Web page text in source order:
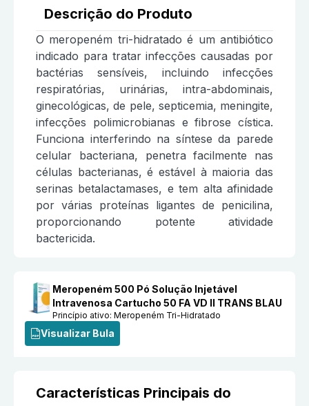
Descrição do Produto
O meropeném tri-hidratado é um antibiótico
indicado para tratar infecções causadas por
bactérias sensíveis, incluindo infecções
respiratórias, urinárias, intra-abdominais,
ginecológicas, de pele, septicemia, meningite,
infecções polimicrobianas e fibrose cística.
Funciona interferindo na síntese da parede
celular bacteriana, penetra facilmente nas
células bacterianas, é estável à maioria das
serinas betalactamases, e tem alta afinidade
por várias proteínas ligantes de penicilina,
proporcionando potente atividade
bactericida.
Meropeném 500 Pó Solução Injetável
Intravenosa Cartucho 50 FA VD II TRANS BLAU
Princípio ativo:Meropeném Tri-Hidratado
Visualizar Bula
Características Principais do